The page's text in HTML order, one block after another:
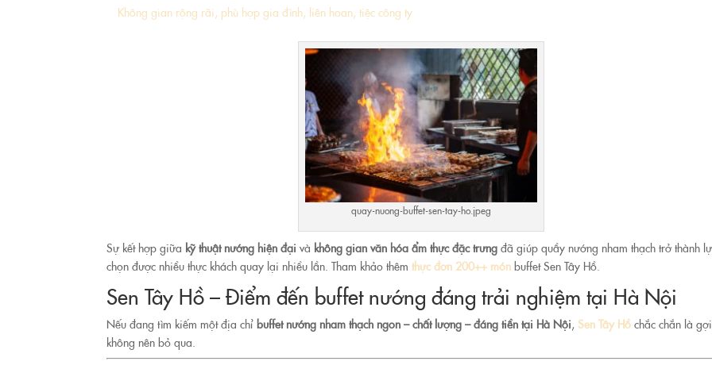
Không gian rộng rãi, phù hợp gia đình, liên hoan, tiệc công ty
quay-nuong-buffet-sen-tay-ho.jpeg
Sự kết hợp giữa kỹ thuật nướng hiện đại và không gian văn hóa ẩm thực đặc trưng đã giúp quầy nướng nham thạch trở thành
chọn được nhiều thực khách quay lại nhiều lần. Tham khảo thêmthực đơn 200++ món buffet Sen Tây Hồ.
Sen Tây Hồ – Điểm đến buffet nướng đáng trải nghiệm tại Hà Nội
Nếu đang tìm kiếm một địa chỉ buffet nướng nham thạch ngon – chất lượng – đáng tiền tại Hà Nội,Sen Tây Hồ chắc chắn là
không nên bỏ qua.